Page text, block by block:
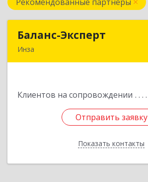
Баланс-Эксперт
Инза
Клиентов на сопровождении
Отправить заявку
Показать контакты
Отправить заявку
Назад